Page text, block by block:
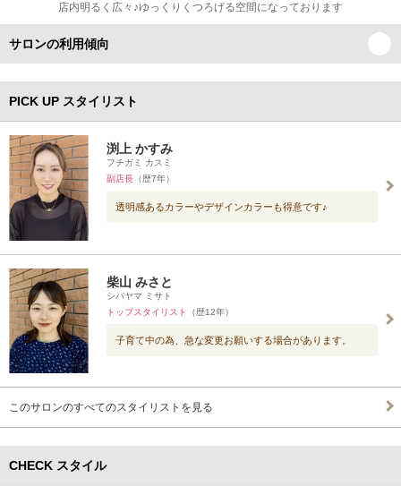
店内明るく広々♪ゆっくりくつろげる空間になっております
サロンの利用傾向
PICK UP スタイリスト
渕上 かすみ
フチガミ カスミ
副店長 （歴7年）
透明感あるカラーやデザインカラーも得意です♪
柴山 みさと
シバヤマ ミサト
トップスタイリスト
（歴12年）
子育て中の為、急な変更お願いする場合があります。
このサロンのすべてのスタイリストを見る
CHECK スタイル